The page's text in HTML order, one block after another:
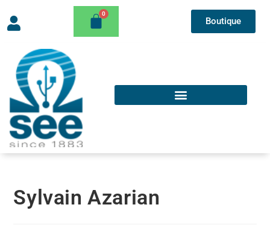
Boutique
Sylvain Azarian